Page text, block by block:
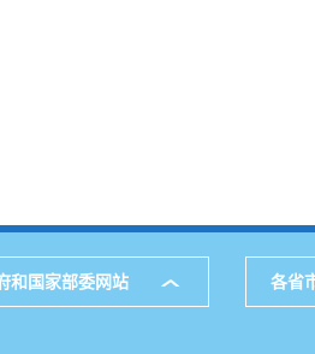
和国家部委网站 各省